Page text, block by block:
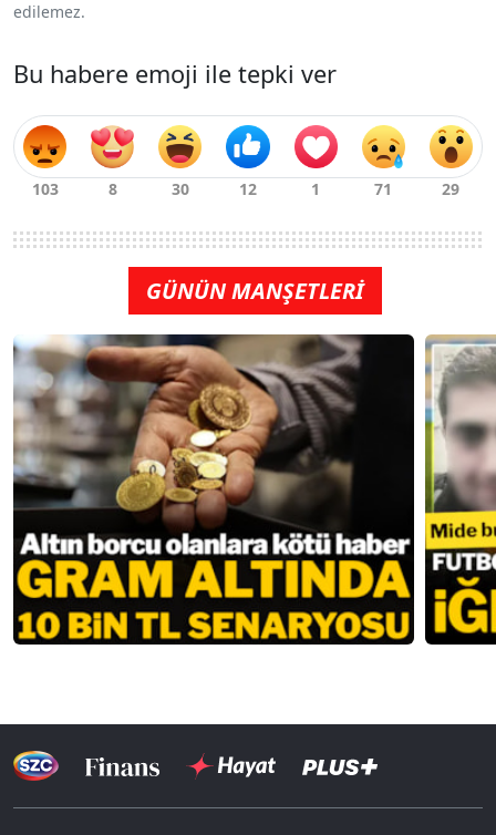
edilemez.
Bu habere emoji ile tepki ver
GÜNÜN MANŞETLERİ